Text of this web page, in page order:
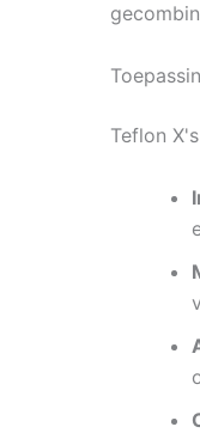
Teflon X's